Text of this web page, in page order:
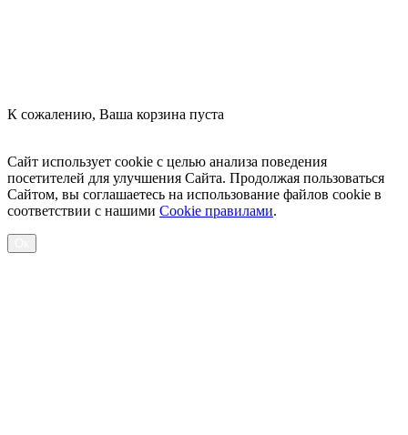
К сожалению, Ваша корзина пуста
Сайт использует cookie с целью анализа поведения
посетителей для улучшения Сайта. Продолжая пользоваться
Сайтом, вы соглашаетесь на использование файлов cookie в
соответствии с нашими Cookiе правилами.